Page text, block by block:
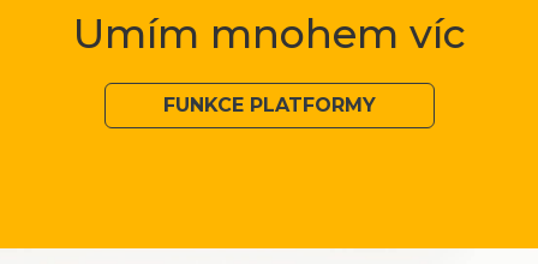
Umím mnohem víc
FUNKCE PLATFORMY